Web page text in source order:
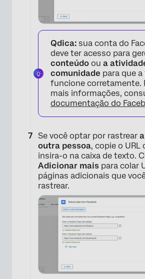
Qdica: sua conta do
deve ter acesso para
conteúdo ou a
comunidade para que
funcione corretamente.
mais informações,
documentação do
Se você optar por rastrear
outra pessoa, copie o URL
insira-o na caixa de texto.
Adicionar mais para colar
páginas adicionais que
rastrear.